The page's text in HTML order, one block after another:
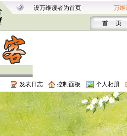
设万维读者为首页 万维
首 页
发表日志 控制面板 个人相册